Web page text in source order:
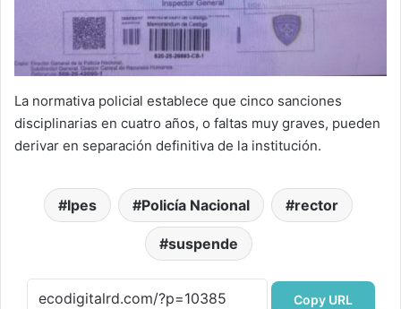
La normativa policial establece que cinco sanciones
disciplinarias en cuatro años, o faltas muy graves, pueden
derivar en separación definitiva de la institución.
Ipes Policía Nacional rector
suspende
Copy URL